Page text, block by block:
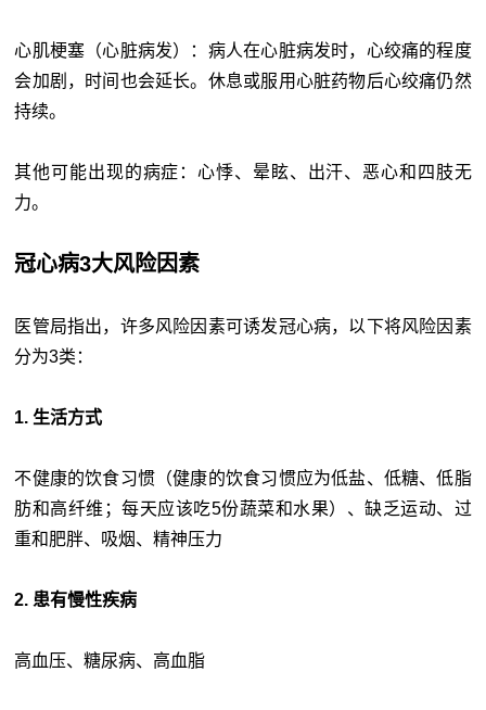
心肌梗塞（心脏病发）：病人在心脏病发时，心绞痛的程度
会加剧，时间也会延长。休息或服用心脏药物后心绞痛仍然
持续。
其他可能出现的病症：心悸、晕眩、出汗、恶心和四肢无
力。
冠心病3大风险因素
医管局指出，许多风险因素可诱发冠心病，以下将风险因素
分为3类：
1. 生活方式
不健康的饮食习惯（健康的饮食习惯应为低盐、低糖、低脂
肪和高纤维；每天应该吃5份蔬菜和水果）、缺乏运动、过
重和肥胖、吸烟、精神压力
2. 患有慢性疾病
高血压、糖尿病、高血脂